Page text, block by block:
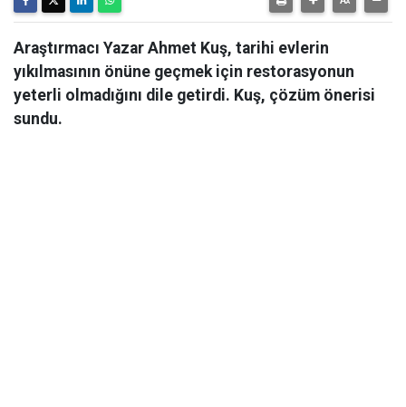
Araştırmacı Yazar Ahmet Kuş, tarihi evlerin
yıkılmasının önüne geçmek için restorasyonun
yeterli olmadığını dile getirdi. Kuş, çözüm önerisi
sundu.